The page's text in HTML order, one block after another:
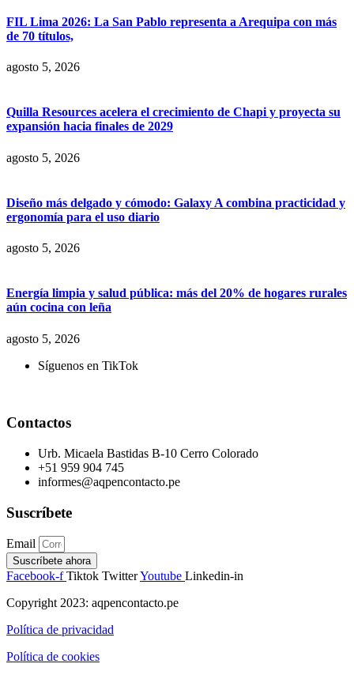
FIL Lima 2026: La San Pablo representa a Arequipa con más
de 70 títulos,
agosto 5, 2026
Quilla Resources acelera el crecimiento de Chapi y proyecta su
expansión hacia finales de 2029
agosto 5, 2026
Diseño más delgado y cómodo: Galaxy A combina practicidad y
ergonomía para el uso diario
agosto 5, 2026
Energía limpia y salud pública: más del 20% de hogares rurales
aún cocina con leña
agosto 5, 2026
Síguenos en TikTok
Contactos
Urb. Micaela Bastidas B-10 Cerro Colorado
+51 959 904 745
informes@aqpencontacto.pe
Suscríbete
Email
Suscríbete ahora
Facebook-f Tiktok TwitterYoutube Linkedin-in
Copyright 2023: aqpencontacto.pe
Política de privacidad
Política de cookies